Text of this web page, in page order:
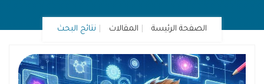
الصفحة الرئيسة المقالات نتائج البحث